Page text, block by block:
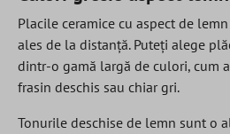
Placile ceramice cu aspect de
ales de la distanță. Puteți alege
dintr-o gamă largă de culori, cum
frasin deschis sau chiar gri.
Tonurile deschise de lemn sunt o